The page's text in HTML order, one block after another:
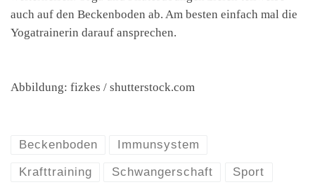
auch auf den Beckenboden ab. Am besten einfach mal die
Yogatrainerin darauf ansprechen.
Abbildung: fizkes / shutterstock.com
Beckenboden Immunsystem
Krafttraining Schwangerschaft Sport